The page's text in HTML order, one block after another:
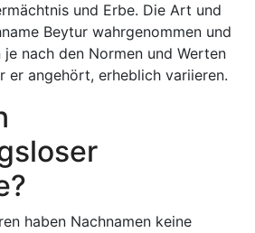
und Erbe. Die Art und
Beytur wahrgenommen und
nach den Normen und Werten
er angehört, erheblich variieren.
haben Nachnamen keine